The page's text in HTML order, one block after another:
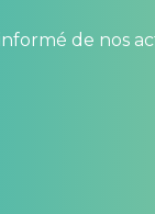
de nos